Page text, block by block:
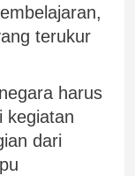
terukur
harus
kegiatan
dari